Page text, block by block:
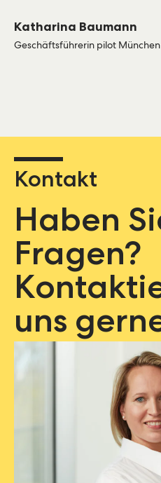
Katharina Baumann
Geschäftsführerin pilot München
Kontakt
Haben
Fragen?
uns